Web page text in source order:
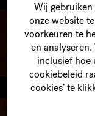
Wij gebruiken
onze website
voorkeuren te
en
inclusief hoe
cookiebeleid
cookies’ te